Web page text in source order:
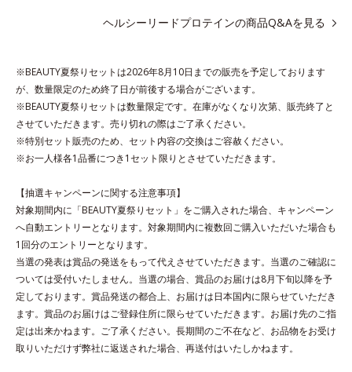
*1 1杯分（約27g）当り。コラーゲン含む。
各商品の詳しい情報は商品ページをご覧ください。
・BEAUTY夏祭りは、 こちら
ヘルシーリードプロテインの商品Q&Aを見る
※BEAUTY夏祭りセットは2026年8月10日までの販売を予定しております
が、数量限定のため終了日が前後する場合がございます。
※BEAUTY夏祭りセットは数量限定です。在庫がなくなり次第、販売終了と
させていただきます。売り切れの際はご了承ください。
※特別セット販売のため、セット内容の交換はご容赦ください。
※お一人様各1品番につき1セット限りとさせていただきます。
【抽選キャンペーンに関する注意事項】
対象期間内に「BEAUTY夏祭りセット」をご購入された場合、キャンペーン
へ自動エントリーとなります。対象期間内に複数回ご購入いただいた場合も
1回分のエントリーとなります。
当選の発表は賞品の発送をもって代えさせていただきます。当選のご確認に
ついては受付いたしません。当選の場合、賞品のお届けは8月下旬以降を予
定しております。賞品発送の都合上、お届けは日本国内に限らせていただき
ます。賞品のお届けはご登録住所に限らせていただきます。お届け先のご指
定は出来かねます。ご了承ください。長期間のご不在など、お品物をお受け
取りいただけず弊社に返送された場合、再送付はいたしかねます。